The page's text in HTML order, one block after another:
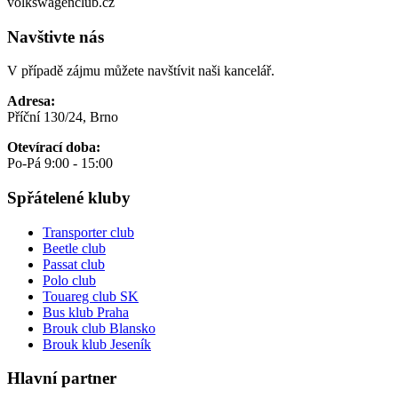
Navštivte nás
V případě zájmu můžete navštívit naši kancelář.
Adresa:
Příční 130/24, Brno
Otevírací doba:
Po-Pá 9:00 - 15:00
Spřátelené kluby
Transporter club
Beetle club
Passat club
Polo club
Touareg club SK
Bus klub Praha
Brouk club Blansko
Brouk klub Jeseník
Hlavní partner